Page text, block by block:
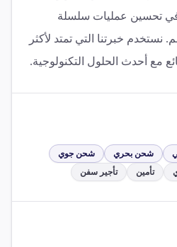
تحسين عمليات سلسلة
نستخدم خبرتنا التي تمتد لأكثر
شحن بحري
شحن جوي
تأمين تأجير سفن